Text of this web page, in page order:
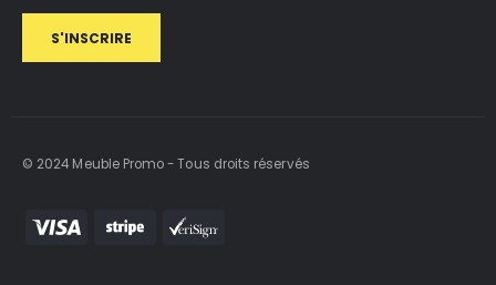
S'INSCRIRE
© 2024 Meuble Promo - Tous droits réservés